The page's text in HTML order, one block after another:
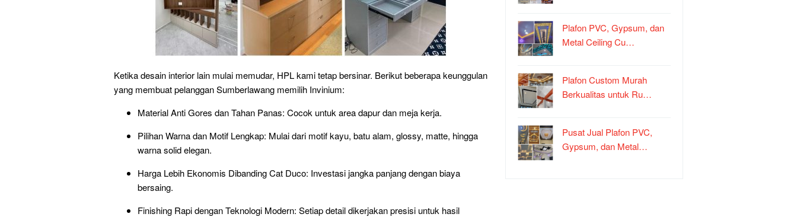
Ketika desain interior lain mulai memudar, HPL kami tetap bersinar. Berikut beberapa keunggulan
yang membuat pelanggan Sumberlawang memilih Invinium:
Material Anti Gores dan Tahan Panas: Cocok untuk area dapur dan meja kerja.
Pilihan Warna dan Motif Lengkap: Mulai dari motif kayu, batu alam, glossy, matte, hingga
warna solid elegan.
Harga Lebih Ekonomis Dibanding Cat Duco: Investasi jangka panjang dengan biaya
bersaing.
Finishing Rapi dengan Teknologi Modern: Setiap detail dikerjakan presisi untuk hasil
Plafon PVC, Gypsum, dan
Metal Ceiling Cu…
Plafon Custom Murah
Berkualitas untuk Ru…
Pusat Jual Plafon PVC,
Gypsum, dan Metal…